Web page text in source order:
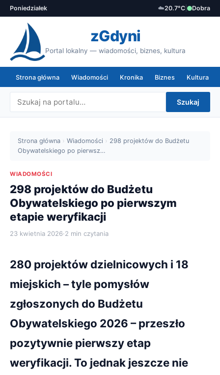
Poniedziałek ☁️20.7°C Dobra
zGdyni
Portal lokalny — wiadomości, biznes, kultura
Strona główna Wiadomości Kronika Biznes Kultura
Szukaj
Strona główna › Wiadomości › 298 projektów do Budżetu
Obywatelskiego po pierwsz…
WIADOMOŚCI
298 projektów do Budżetu
Obywatelskiego po pierwszym
etapie weryfikacji
23 kwietnia 2026·2 min czytania
280 projektów dzielnicowych i 18
miejskich – tyle pomysłów
zgłoszonych do Budżetu
Obywatelskiego 2026 – przeszło
pozytywnie pierwszy etap
weryfikacji. To jednak jeszcze nie